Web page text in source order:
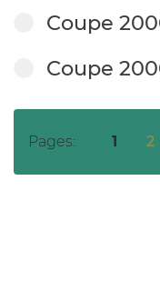
Coupe
Coupe
Pages: 1 2